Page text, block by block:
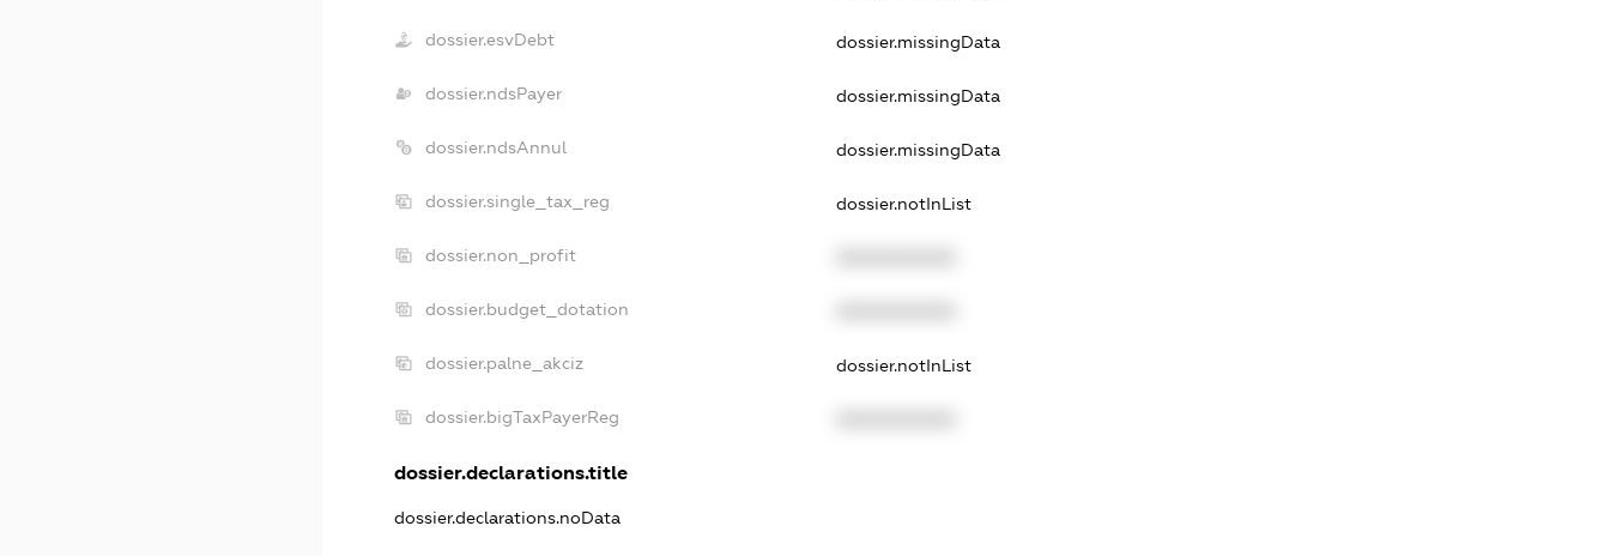
dossier.esvDebt dossier.missingData
dossier.ndsPayer dossier.missingData
dossier.ndsAnnul dossier.missingData
dossier.single_tax_reg dossier.notInList
dossier.non_profit
dossier.budget_dotation
dossier.palne_akciz dossier.notInList
dossier.bigTaxPayerReg
dossier.declarations.title
dossier.declarations.noData